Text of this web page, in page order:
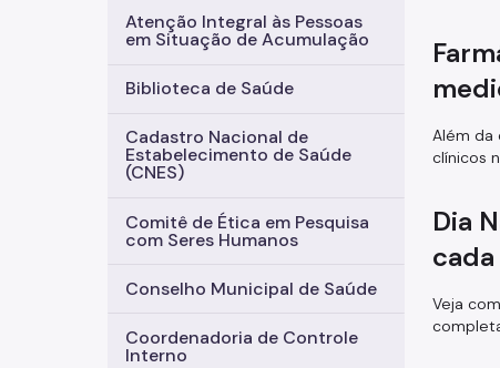
Atenção Integral às Pessoas
em Situação de Acumulação
Biblioteca de Saúde
Cadastro Nacional de
Estabelecimento de Saúde
(CNES)
Comitê de Ética em Pesquisa
com Seres Humanos
Conselho Municipal de Saúde
Coordenadoria de Controle
Interno
Além da
clínicos
Dia
Veja